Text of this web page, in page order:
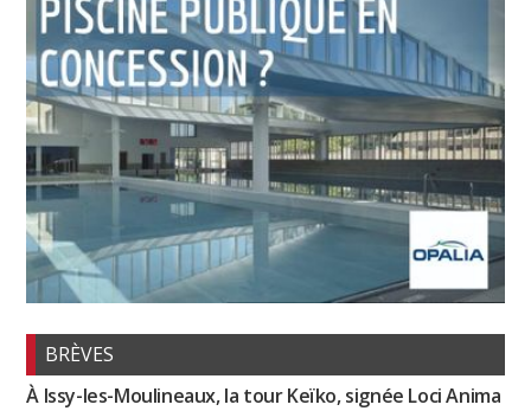
BRÈVES
À Issy-les-Moulineaux, la tour Keïko, signée Loci Anima